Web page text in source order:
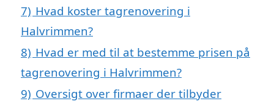
7) Hvad koster tagrenovering i
Halvrimmen?
8) Hvad er med til at bestemme prisen på
tagrenovering i Halvrimmen?
9) Oversigt over firmaer der tilbyder